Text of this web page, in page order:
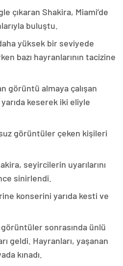
çıkaran Shakira, Miami’de
buluştu.
yüksek bir seviyede
bazı hayranlarının tacizine
görüntü almaya çalışan
keserek iki eliyle
görüntüler çeken kişileri
seyircilerin uyarılarını
sinirlendi.
konserini yarıda kesti ve
sonrasında ünlü
geldi. Hayranları, yaşanan
kınadı.